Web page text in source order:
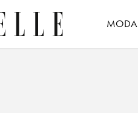
MODA